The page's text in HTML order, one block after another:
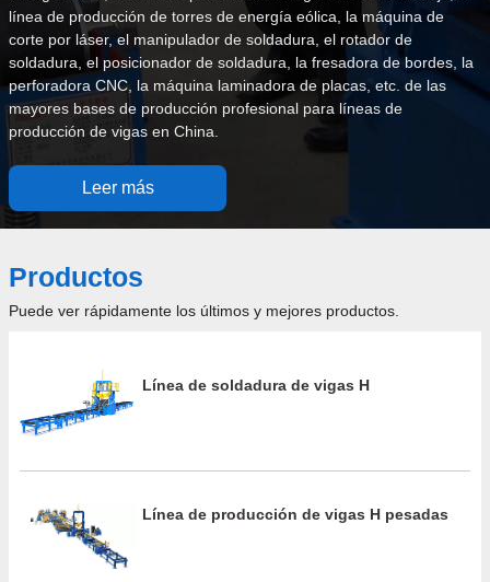
línea de producción de torres de energía eólica, la máquina de
corte por láser, el manipulador de soldadura, el rotador de
soldadura, el posicionador de soldadura, la fresadora de bordes, la
perforadora CNC, la máquina laminadora de placas, etc. de las
mayores bases de producción profesional para líneas de
producción de vigas en China.
Leer más
Productos
Puede ver rápidamente los últimos y mejores productos.
Línea de soldadura de vigas H
Línea de producción de vigas H pesadas